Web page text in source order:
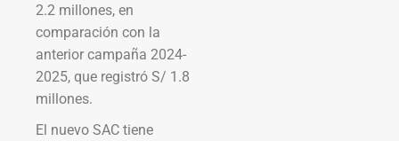
2.2 millones, en
comparación con la
anterior campaña 2024-
2025, que registró S/ 1.8
millones.
El nuevo SAC tiene